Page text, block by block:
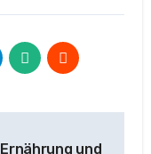
Ernährung und